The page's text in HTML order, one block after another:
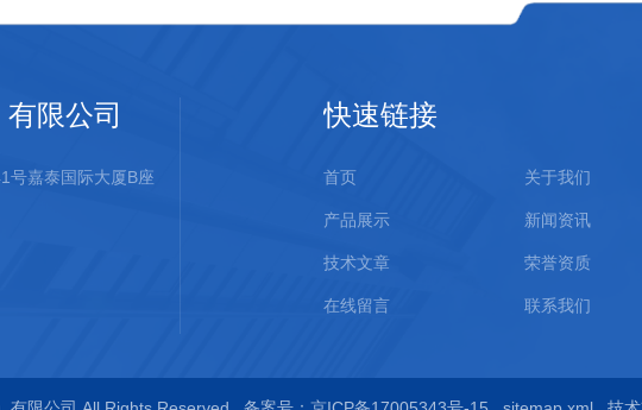
限公司
号嘉泰国际大厦B座
快速链接
首页 关于我们
产品展示 新闻资讯
技术文章 荣誉资质
在线留言 联系我们